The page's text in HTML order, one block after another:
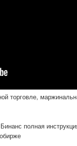
торговле,
полная